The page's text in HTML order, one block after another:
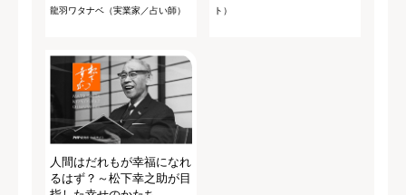
龍羽ワタナベ（実業家／占い師）
ト）
人間はだれもが幸福になれ
るはず？～松下幸之助が目